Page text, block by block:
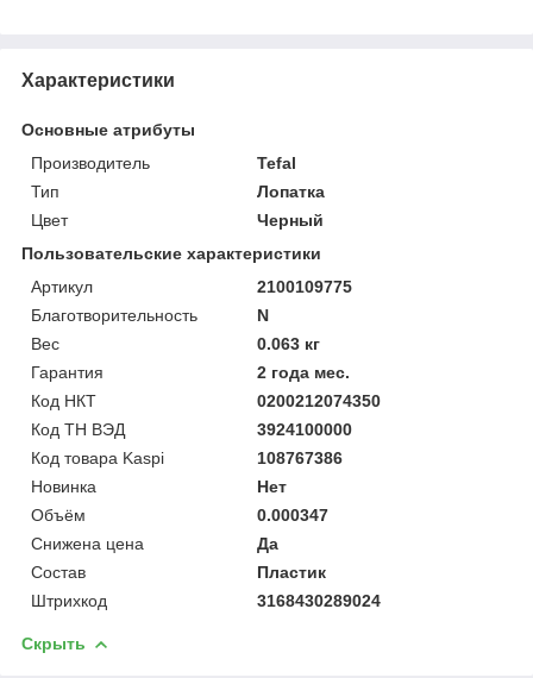
Характеристики
Основные атрибуты
Производитель
Tefal
Тип
Лопатка
Цвет
Черный
Пользовательские характеристики
Артикул
2100109775
Благотворительность
N
Вес
0.063 кг
Гарантия
2 года мес.
Код НКТ
0200212074350
Код ТН ВЭД
3924100000
Код товара Kaspi
108767386
Новинка
Нет
Объём
0.000347
Снижена цена
Да
Состав
Пластик
Штрихкод
3168430289024
Скрыть